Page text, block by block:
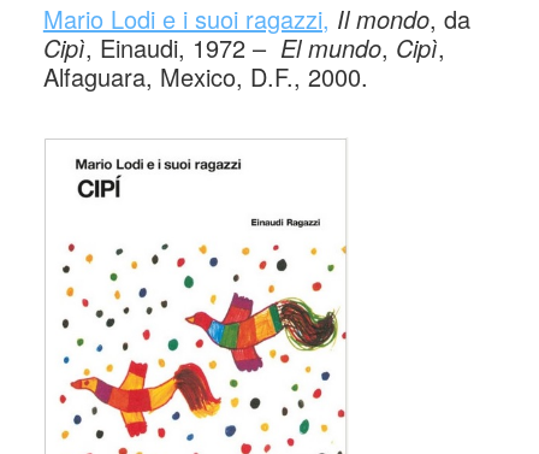
Mario Lodi e i suoi ragazzi, Il mondo, da
Cipì, Einaudi, 1972 – El mundo, Cipì,
Alfaguara, Mexico, D.F., 2000.